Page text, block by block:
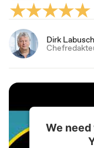
Dirk Labusch
We